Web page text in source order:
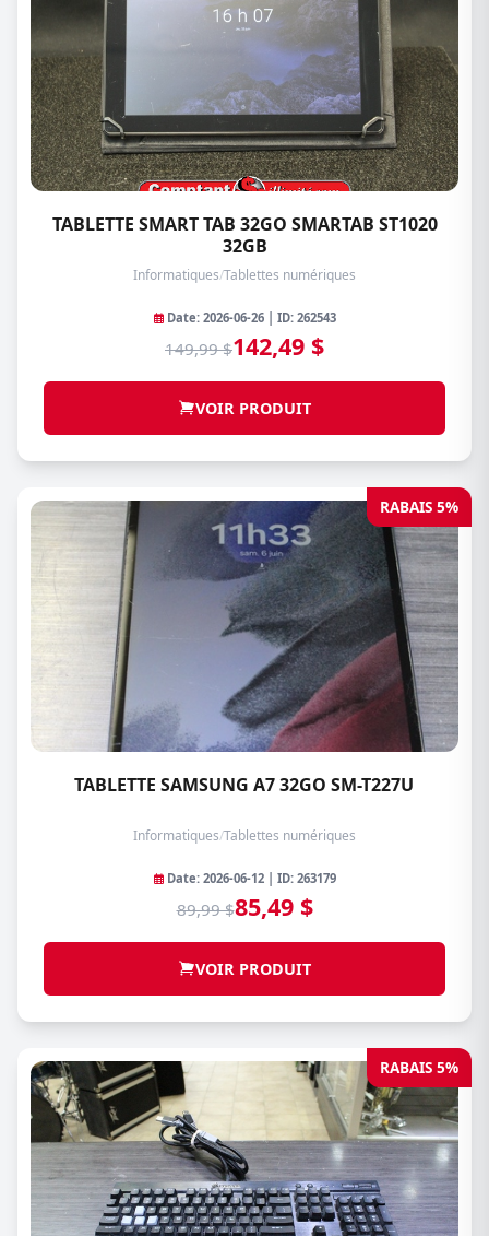
TABLETTE SMART TAB 32GO SMARTAB ST1020
32GB
Informatiques/Tablettes numériques
Date: 2026-06-26 | ID: 262543
149,99 $142,49 $
VOIR PRODUIT
RABAIS 5%
TABLETTE SAMSUNG A7 32GO SM-T227U
Informatiques/Tablettes numériques
Date: 2026-06-12 | ID: 263179
89,99 $85,49 $
VOIR PRODUIT
RABAIS 5%